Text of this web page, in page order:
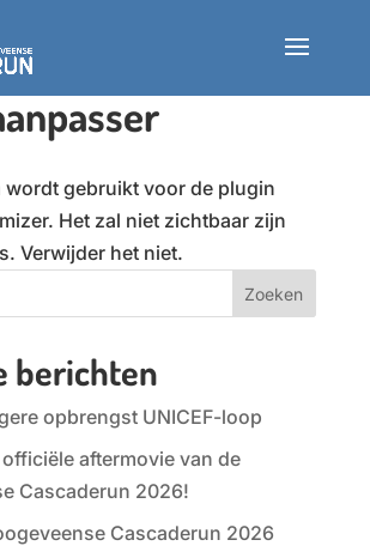
wordt gebruikt voor de plugin
Het zal niet zichtbaar zijn
Verwijder het niet.
Zoeken
berichten
opbrengst UNICEF-loop
aftermovie van de
Cascaderun 2026!
Cascaderun 2026
INSCHRIJVEN